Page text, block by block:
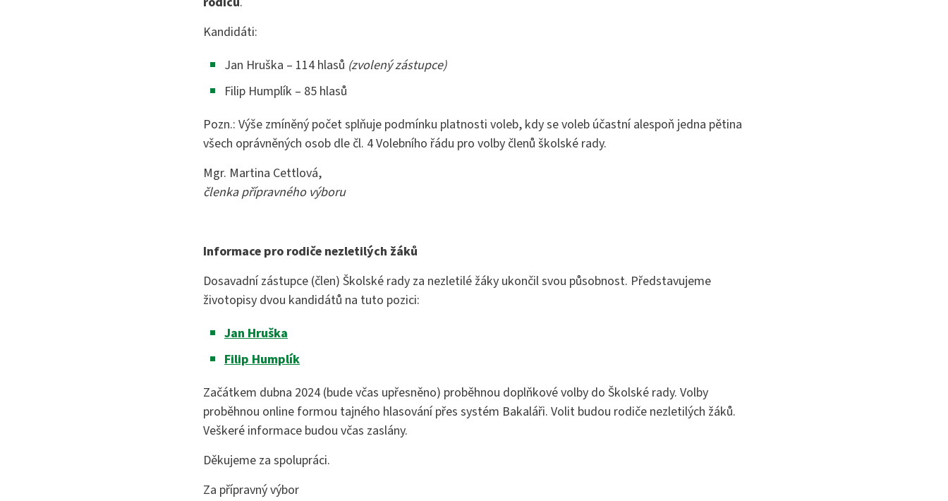
Kandidáti:
Jan Hruška – 114 hlasů (zvolený zástupce)
Filip Humplík – 85 hlasů
Pozn.: Výše zmíněný počet splňuje podmínku platnosti voleb, kdy se voleb účastní alespoň jedna pětina
všech oprávněných osob dle čl. 4 Volebního řádu pro volby členů školské rady.
Mgr. Martina Cettlová,
členka přípravného výboru
Informace pro rodiče nezletilých žáků
Dosavadní zástupce (člen) Školské rady za nezletilé žáky ukončil svou působnost. Představujeme
životopisy dvou kandidátů na tuto pozici:
Jan Hruška
Filip Humplík
Začátkem dubna 2024 (bude včas upřesněno) proběhnou doplňkové volby do Školské rady. Volby
proběhnou online formou tajného hlasování přes systém Bakaláři. Volit budou rodiče nezletilých žáků.
Veškeré informace budou včas zaslány.
Děkujeme za spolupráci.
Za přípravný výbor